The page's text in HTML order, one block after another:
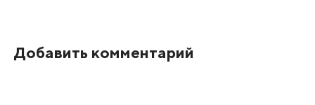
Добавить комментарий